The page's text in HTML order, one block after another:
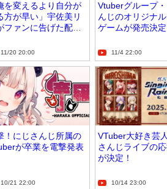
を変えるより自分が
方が早い」宇佐美リ
ファンに告げた配信
11/20 20:00
Vtuberグループ
んじのオリジナ
ゲームが発売決
11/4 22:00
！にじさんじ所属の
が卒業を電撃発表
10/21 22:00
VTuber大好き芸
さんじライブの
が決定！
10/14 23:00